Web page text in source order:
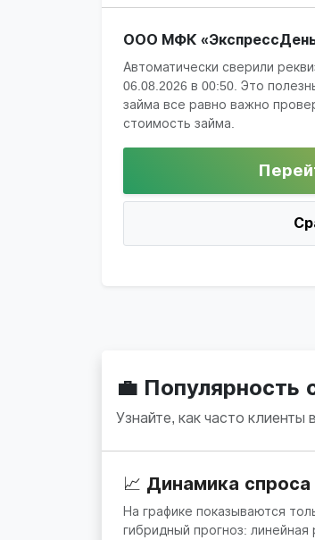
ООО МФК
Автоматически сверили
06.08.2026 в 00:50 . Это
займа все равно важно
стоимость займа.
💼 Популярность
Узнайте, как часто
📈 Динамика
На графике показываются
гибридный прогноз: